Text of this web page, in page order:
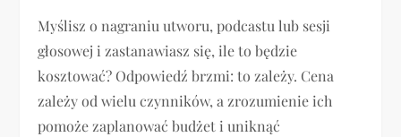
Myślisz o nagraniu utworu, podcastu lub sesji
głosowej i zastanawiasz się, ile to będzie
kosztować? Odpowiedź brzmi: to zależy. Cena
zależy od wielu czynników, a zrozumienie ich
pomoże zaplanować budżet i uniknąć